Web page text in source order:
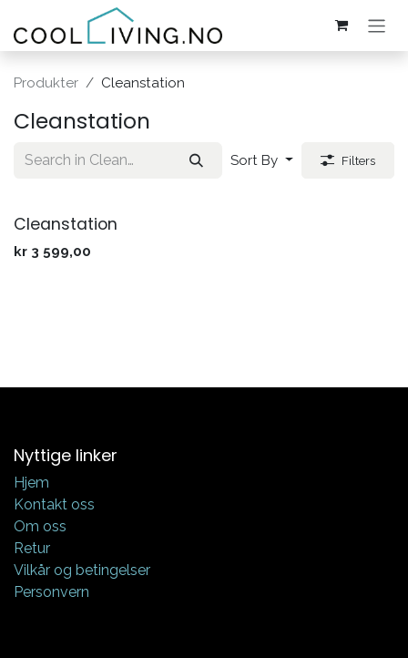
Skip to Content
Produkter Cleanstation
Cleanstation
Sort By Filters
Cleanstation
kr 3 599,00
Nyttige linker
Hjem
Kontakt oss
Om oss
Retur
Vilkår og betingelser
Personvern